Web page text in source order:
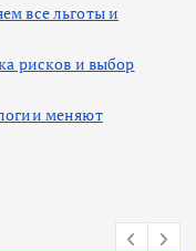
все льготы и
рисков и выбор
меняют